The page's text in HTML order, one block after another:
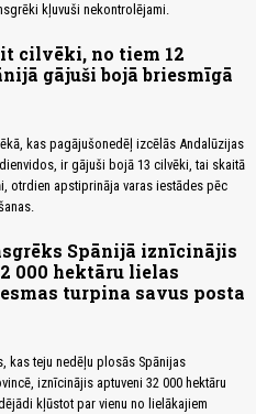
kļuvuši nekontrolējami.
cilvēki, no tiem 12
gājuši bojā briesmīgā
kas pagājušonedēļ izcēlās Andalūzijas
ir gājuši bojā 13 cilvēki, tai skaitā
otrdien apstiprināja varas iestādes pēc
Spānijā iznīcinājis
000 hektāru lielas
turpina savus posta
kas teju nedēļu plosās Spānijas
iznīcinājis aptuveni 32 000 hektāru
kļūstot par vienu no lielākajiem